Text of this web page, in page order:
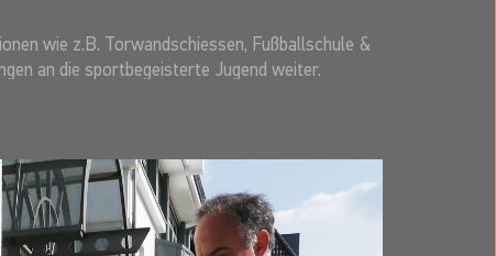
wie z.B. Torwandschiessen, Fußballschule &
an die sportbegeisterte Jugend weiter.
dem Abstieg im Jahr 1975 zwei Jahre später die
und erzielte dabei 65 Tore. Nach der
Mailand nach Italien. Insgesamt drei Jahre
Calcio Como. Bis heute pflegt der 42-fache